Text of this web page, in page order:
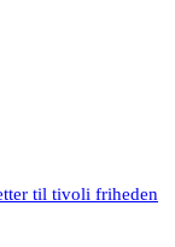
til tivoli friheden